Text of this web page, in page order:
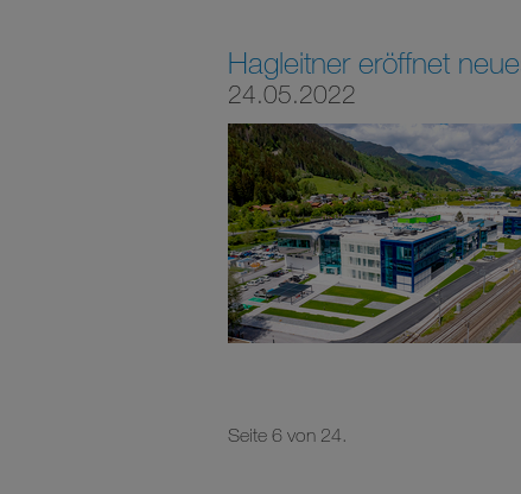
Hagleitner eröffnet
24.05.2022
Seite 6 von 24.